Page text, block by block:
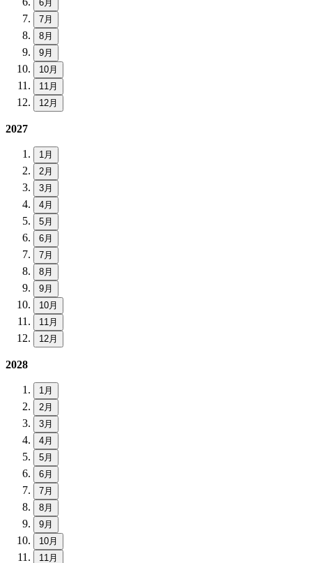
6月
7月
8月
9月
10月
11月
12月
2027
1月
2月
3月
4月
5月
6月
7月
8月
9月
10月
11月
12月
2028
1月
2月
3月
4月
5月
6月
7月
8月
9月
10月
11月